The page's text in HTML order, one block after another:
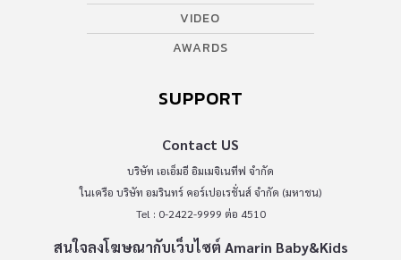
VIDEO
AWARDS
SUPPORT
Contact US
บริษัท เอเอ็มอี อิมเมจิเนทีฟ จำกัด
ในเครือ บริษัท อมรินทร์ คอร์เปอเรชั่นส์ จำกัด (มหาชน)
Tel : 0-2422-9999 ต่อ 4510
สนใจลงโฆษณากับเว็บไซต์ Amarin Baby&Kids